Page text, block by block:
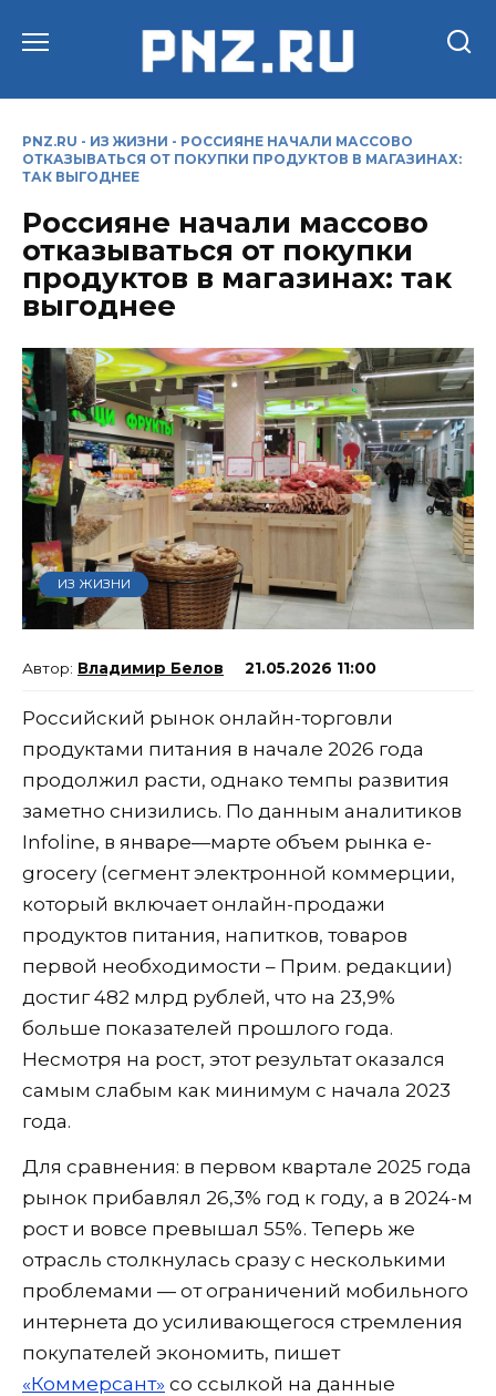
PNZ.RU - ИЗ ЖИЗНИ - РОССИЯНЕ НАЧАЛИ МАССОВО
ОТКАЗЫВАТЬСЯ ОТ ПОКУПКИ ПРОДУКТОВ В МАГАЗИНАХ:
ТАК ВЫГОДНЕЕ
Россияне начали массово
отказываться от покупки
продуктов в магазинах: так
выгоднее
ИЗ ЖИЗНИ
Владимир Белов 21.05.2026 11:00
Российский рынок онлайн-торговли
продуктами питания в начале 2026 года
продолжил расти, однако темпы развития
заметно снизились. По данным аналитиков
Infoline, в январе—марте объем рынка e-
grocery (сегмент электронной коммерции,
который включает онлайн-продажи
продуктов питания, напитков, товаров
первой необходимости – Прим. редакции)
достиг 482 млрд рублей, что на 23,9%
больше показателей прошлого года.
Несмотря на рост, этот результат оказался
самым слабым как минимум с начала 2023
года.
Для сравнения: в первом квартале 2025 года
рынок прибавлял 26,3% год к году, а в 2024-м
рост и вовсе превышал 55%. Теперь же
отрасль столкнулась сразу с несколькими
проблемами — от ограничений мобильного
интернета до усиливающегося стремления
покупателей экономить, пишет
«Коммерсант» со ссылкой на данные